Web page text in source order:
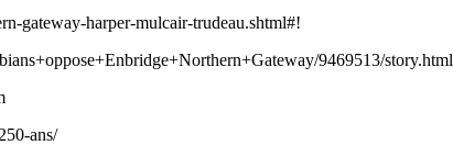
gateway-harper-mulcair-trudeau.shtml#!
9469513/story.html
ans/